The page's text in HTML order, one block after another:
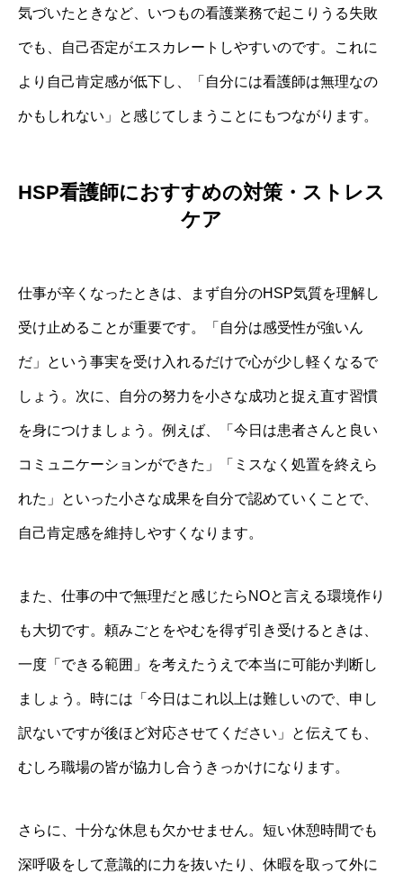
気づいたときなど、いつもの看護業務で起こりうる失敗
でも、自己否定がエスカレートしやすいのです。これに
より自己肯定感が低下し、「自分には看護師は無理なの
かもしれない」と感じてしまうことにもつながります。
HSP看護師におすすめの対策・ストレス
ケア
仕事が辛くなったときは、まず自分のHSP気質を理解し
受け止めることが重要です。「自分は感受性が強いん
だ」という事実を受け入れるだけで心が少し軽くなるで
しょう。次に、自分の努力を小さな成功と捉え直す習慣
を身につけましょう。例えば、「今日は患者さんと良い
コミュニケーションができた」「ミスなく処置を終えら
れた」といった小さな成果を自分で認めていくことで、
自己肯定感を維持しやすくなります。
また、仕事の中で無理だと感じたらNOと言える環境作り
も大切です。頼みごとをやむを得ず引き受けるときは、
一度「できる範囲」を考えたうえで本当に可能か判断し
ましょう。時には「今日はこれ以上は難しいので、申し
訳ないですが後ほど対応させてください」と伝えても、
むしろ職場の皆が協力し合うきっかけになります。
さらに、十分な休息も欠かせません。短い休憩時間でも
深呼吸をして意識的に力を抜いたり、休暇を取って外に